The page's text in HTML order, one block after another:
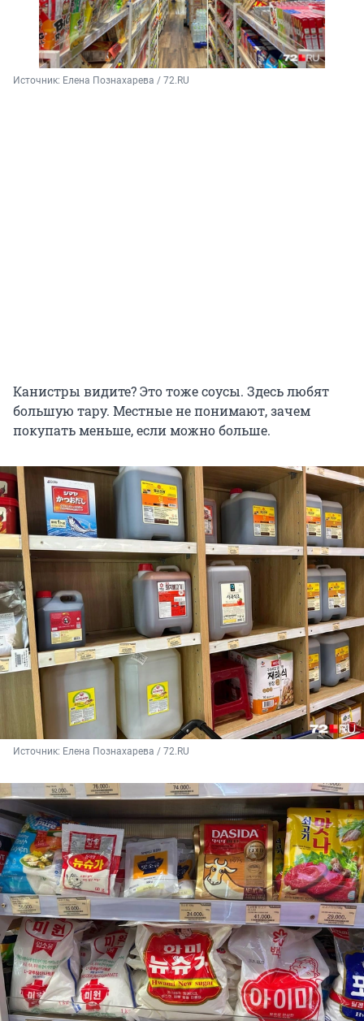
Источник: Елена Познахарева / 72.RU
Канистры видите? Это тоже соусы. Здесь любят
большую тару. Местные не понимают, зачем
покупать меньше, если можно больше.
Источник: Елена Познахарева / 72.RU